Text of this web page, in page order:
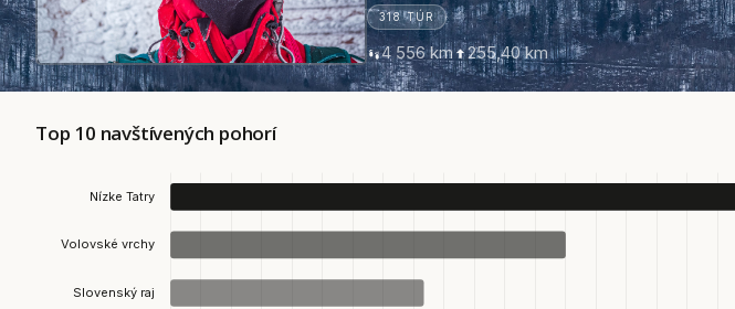
318 TÚR
4 556 km 255,40 km
Top 10 navštívených pohorí